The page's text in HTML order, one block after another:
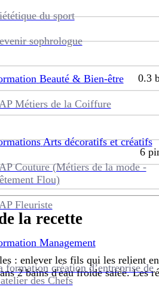
du sport
sophrologue
Beauté & Bien-être
Métiers de la Coiffure
Arts décoratifs et créatifs
Couture (Métiers de la mode -
Flou)
Fleuriste
Management
formation création d’entreprise de
des Chefs
0.3
6
la recette
: enlever les fils qui les relient
2 bains d'eau froide salée. Les